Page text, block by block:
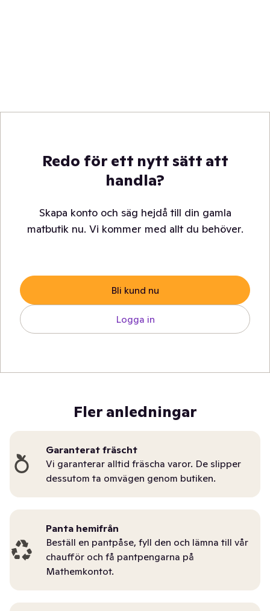
Redo för ett nytt sätt att
handla?
Skapa konto och säg hejdå till din gamla
matbutik nu. Vi kommer med allt du behöver.
Bli kund nu
Logga in
Fler anledningar
Garanterat fräscht
Vi garanterar alltid fräscha varor. De slipper
dessutom ta omvägen genom butiken.
Panta hemifrån
Beställ en pantpåse, fyll den och lämna till vår
chaufför och få pantpengarna på
Mathemkontot.